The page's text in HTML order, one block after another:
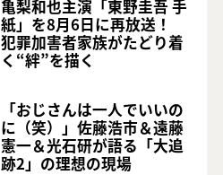
亀梨和也主演「東野圭吾 手
紙」を8月6日に再放送！
犯罪加害者家族がたどり着
く“絆”を描く
「おじさんは一人でいいの
に（笑）」佐藤浩市＆遠藤
憲一＆光石研が語る「大追
跡2」の理想の現場